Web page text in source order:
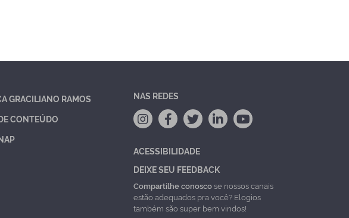
GRACILIANO RAMOS
CONTEÚDO
NAS REDES
ACESSIBILIDADE
DEIXE SEU FEEDBACK
Compartilhe conoscose nossos canais
estão adequados pra você? Elogios
também são super bem vindos!